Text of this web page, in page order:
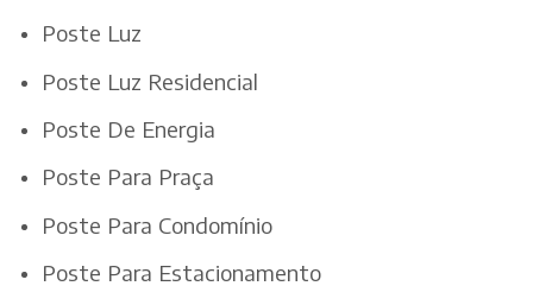
Poste Luz
Poste Luz Residencial
Poste De Energia
Poste Para Praça
Poste Para Condomínio
Poste Para Estacionamento